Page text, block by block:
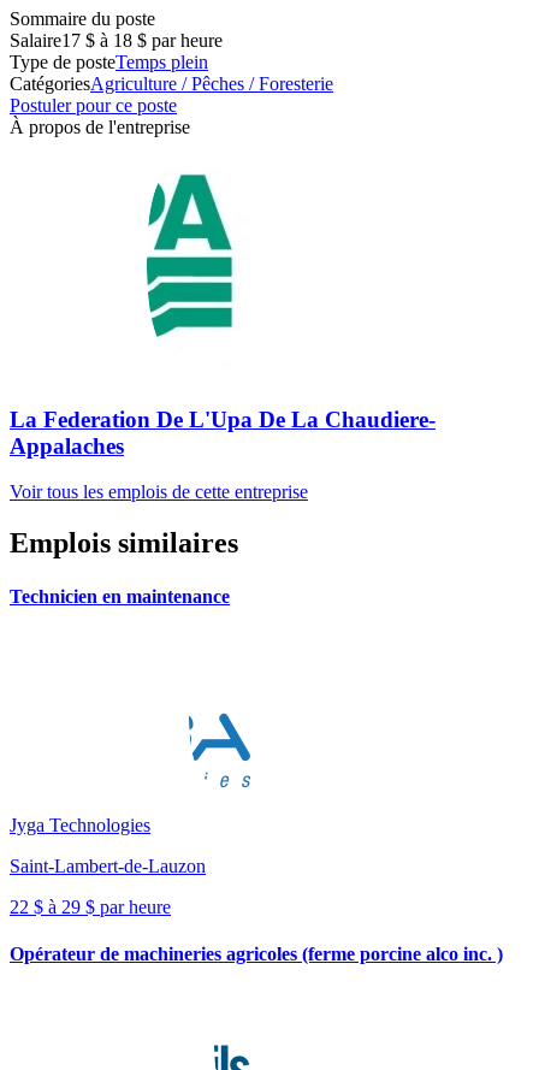
Sommaire du poste
Salaire17 $ à 18 $ par heure
Type de posteTemps plein
CatégoriesAgriculture / Pêches / Foresterie
Postuler pour ce poste
À propos de l'entreprise
La Federation De L'Upa De La Chaudiere-
Appalaches
Voir tous les emplois de cette entreprise
Emplois similaires
Technicien en maintenance
Jyga Technologies
Saint-Lambert-de-Lauzon
22 $ à 29 $ par heure
Opérateur de machineries agricoles (ferme porcine alco inc. )